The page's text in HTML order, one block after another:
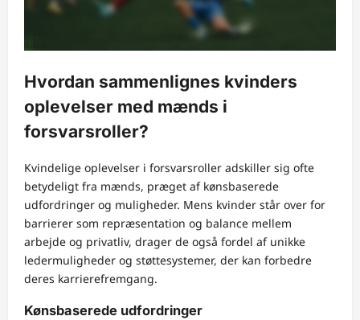
Hvordan sammenlignes kvinders
oplevelser med mænds i
forsvarsroller?
Kvindelige oplevelser i forsvarsroller adskiller sig ofte
betydeligt fra mænds, præget af kønsbaserede
udfordringer og muligheder. Mens kvinder står over for
barrierer som repræsentation og balance mellem
arbejde og privatliv, drager de også fordel af unikke
ledermuligheder og støttesystemer, der kan forbedre
deres karrierefremgang.
Kønsbaserede udfordringer